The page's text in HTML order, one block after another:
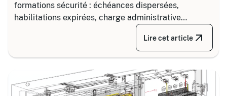
formations sécurité : échéances dispersées,
habilitations expirées, charge administrative
croissante. Découvrez comment structurer un suivi
fiable en associant un partenaire spécialisé comme
Certalis et un logiciel de gestion de formation (TMS).
Lire cet article